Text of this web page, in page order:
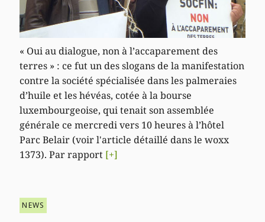
« Oui au dialogue, non à l’accaparement des
terres » : ce fut un des slogans de la manifestation
contre la société spécialisée dans les palmeraies
d’huile et les hévéas, cotée à la bourse
luxembourgeoise, qui tenait son assemblée
générale ce mercredi vers 10 heures à l’hôtel
Parc Belair (voir l'article détaillé dans le woxx
1373). Par rapport [+]
NEWS